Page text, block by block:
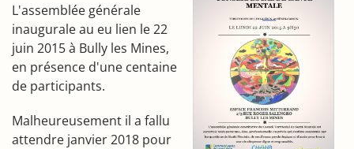
L'assemblée générale
inaugurale au eu lien le 22
juin 2015 à Bully les Mines,
en présence d'une centaine
de participants.
Malheureusement il a fallu
attendre janvier 2018 pour